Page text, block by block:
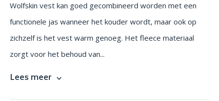
Wolfskin vest kan goed gecombineerd worden met een
functionele jas wanneer het kouder wordt, maar ook op
zichzelf is het vest warm genoeg. Het fleece materiaal
zorgt voor het behoud van...
Lees meer